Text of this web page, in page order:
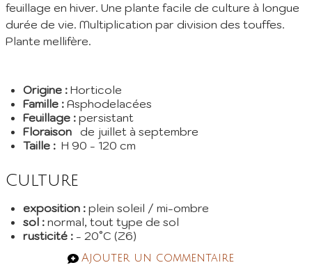
feuillage en hiver. Une plante facile de culture à longue
durée de vie. Multiplication par division des touffes.
Plante mellifère.
Origine : Horticole
Famille : Asphodelacées
Feuillage : persistant
Floraison de juillet à septembre
Taille : H 90 - 120 cm
Culture
exposition : plein soleil / mi-ombre
sol : normal, tout type de sol
rusticité : - 20°C (Z6)
Ajouter un commentaire